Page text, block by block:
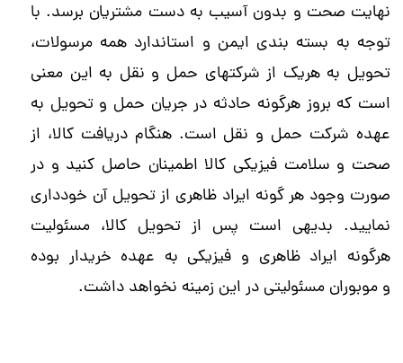
نهایت صحت و بدون آسیب به دست مشتریان برسد. با
توجه به بسته بندی ایمن و استاندارد همه مرسولات،
تحویل به هریک از شرکت­های حمل و نقل به این معنی
است که بروز هرگونه حادثه در جریان حمل و تحویل به
عهده شرکت حمل و نقل است. هنگام دریافت کالا، از
صحت و سلامت فیزیکی کالا اطمینان حاصل کنید و در
صورت وجود هر گونه ایراد ظاهری از تحویل آن خودداری
نمایید. بدیهی است پس از تحویل کالا، مسئولیت
هرگونه ایراد ظاهری و فیزیکی به عهده خریدار بوده
و موبوران مسئولیتی در این زمینه نخواهد داشت.